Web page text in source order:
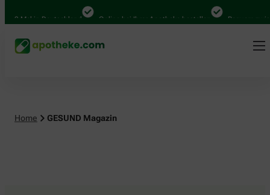
Mal in Deutschland Online bei Ihrer Apotheke bestellen Bequem
Home GESUND Magazin